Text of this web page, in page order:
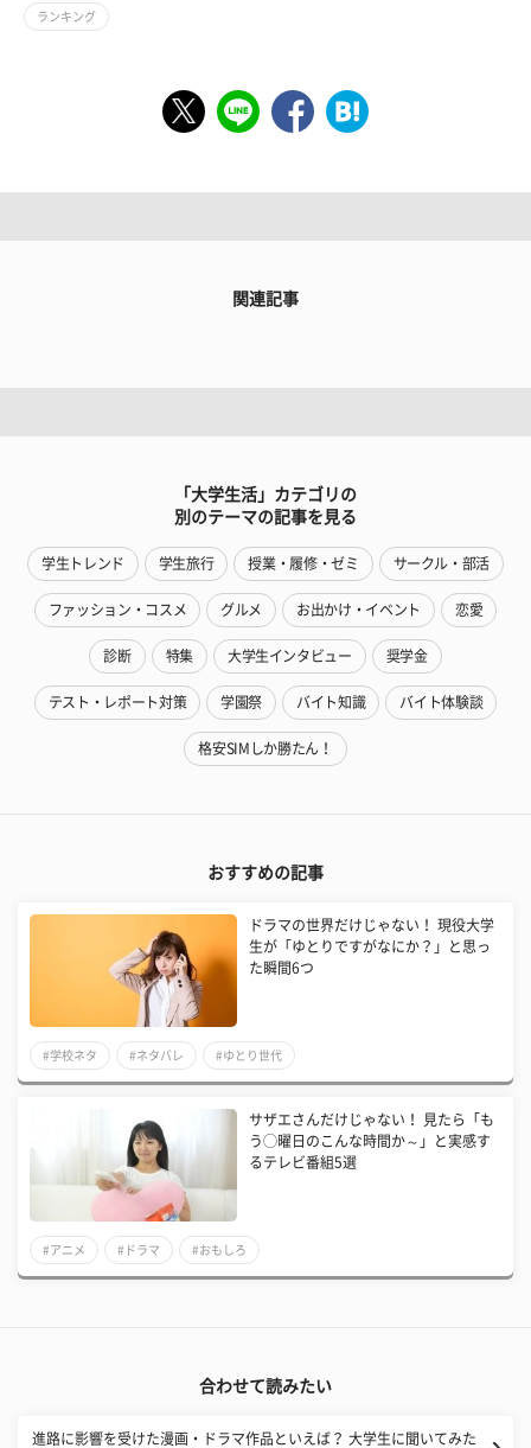
ランキング
関連記事
「大学生活」カテゴリの
別のテーマの記事を見る
学生トレンド 学生旅行 授業・履修・ゼミ サークル・部活
ファッション・コスメ グルメ お出かけ・イベント 恋愛
診断 特集 大学生インタビュー 奨学金
テスト・レポート対策 学園祭 バイト知識 バイト体験談
格安SIMしか勝たん！
おすすめの記事
ドラマの世界だけじゃない！ 現役大学
生が「ゆとりですがなにか？」と思っ
た瞬間6つ
#学校ネタ #ネタバレ #ゆとり世代
​サザエさんだけじゃない！ 見たら「も
う◯曜日のこんな時間か～」と実感す
るテレビ番組5選
#アニメ #ドラマ #おもしろ
合わせて読みたい
進路に影響を受けた漫画・ドラマ作品といえば？ 大学生に聞いてみた